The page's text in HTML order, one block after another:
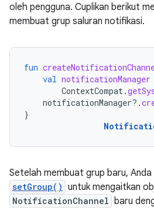
oleh pengguna. Cuplikan berikut
membuat grup saluran notifikasi.
fun
val notificationManager
ContextCompat.
notificationManager?.
}
Setelah membuat grup baru,
setGroup() untuk mengaitkan
NotificationChannel baru